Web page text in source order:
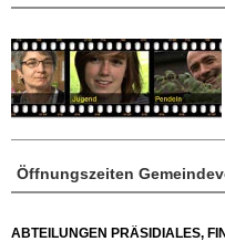
Öffnungszeiten
ABTEILUNGEN PRÄSIDIALES,